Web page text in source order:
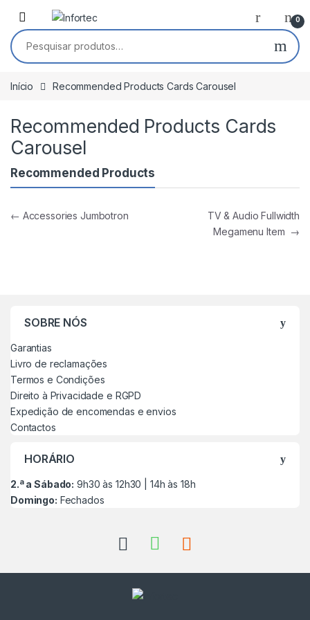
Saltar para navegação
Pular para o conteúdo
0
Pesquisar por:
Início Recommended Products Cards Carousel
Recommended Products Cards
Carousel
Recommended Products
Navegação de artigos
← Accessories Jumbotron
TV & Audio Fullwidth
Megamenu Item →
SOBRE NÓS
Garantias
Livro de reclamações
Termos e Condições
Direito à Privacidade e RGPD
Expedição de encomendas e envios
Contactos
HORÁRIO
2.ª a Sábado: 9h30 às 12h30 | 14h às 18h
Domingo: Fechados